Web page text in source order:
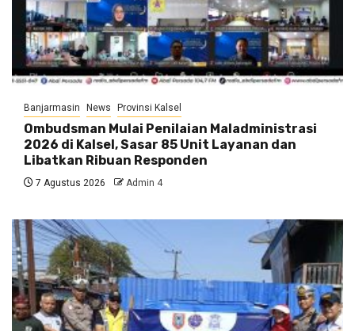
Banjarmasin News Provinsi Kalsel
Ombudsman Mulai Penilaian Maladministrasi
2026 di Kalsel, Sasar 85 Unit Layanan dan
Libatkan Ribuan Responden
7 Agustus 2026 Admin 4